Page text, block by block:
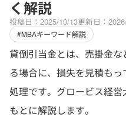
く解説
投稿日：2025/10/13更新日：
#MBAキーワード解説
貸倒引当金とは、売掛金
る場合に、損失を見積も
処理です。グロービス経
もとに解説します。